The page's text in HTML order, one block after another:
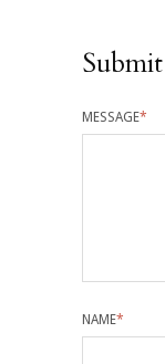
MESSAGE*
NAME*